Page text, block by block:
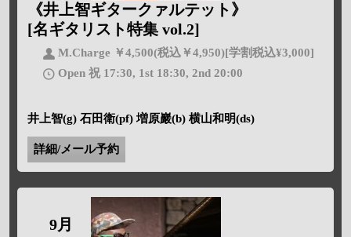
《井上智ギタークァルテット》
[名ギタリスト特集 vol.2]
M.Charge ￥4,500(税込￥4,950)[学割税込¥3,000]
Open 祝 17:30, 1st 18:30, 2nd 20:00
井上智(g) 石田衛(pf) 増原巖(b) 横山和明(ds)
詳細/メール予約
9月